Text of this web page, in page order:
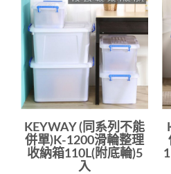
KEYWAY (同系列不能
併單)K-1200滑輪整理
收納箱110L(附底輪)5
入